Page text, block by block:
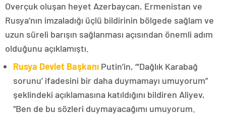
Overçuk oluşan heyet Azerbaycan, Ermenistan ve
Rusya’nın imzaladığı üçlü bildirinin bölgede sağlam ve
uzun süreli barışın sağlanması açısından önemli adım
olduğunu açıklamıştı.
Rusya Devlet Başkanı Putin’in, “‘Dağlık Karabağ
sorunu’ ifadesini bir daha duymamayı umuyorum”
şeklindeki açıklamasına katıldığını bildiren Aliyev,
“Ben de bu sözleri duymayacağımı umuyorum.